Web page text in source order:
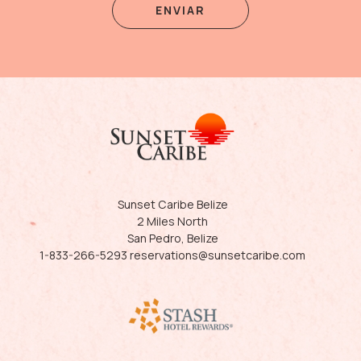
ENVIAR
Belize
Sunset Caribe Belize
2 Miles North
San Pedro, Belize
1-833-266-5293 reservations@sunsetcaribe.com